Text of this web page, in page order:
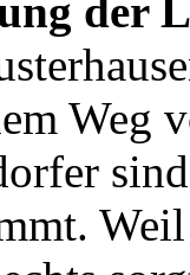
der
Weg